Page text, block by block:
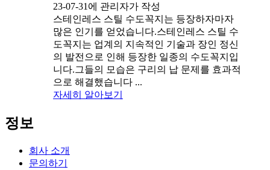
23-07-31에 관리자가 작성
스테인레스 스틸 수도꼭지는 등장하자마자
많은 인기를 얻었습니다.스테인레스 스틸 수
도꼭지는 업계의 지속적인 기술과 장인 정신
의 발전으로 인해 등장한 일종의 수도꼭지입
니다.그들의 모습은 구리의 납 문제를 효과적
으로 해결했습니다 ...
자세히 알아보기
정보
회사 소개
문의하기